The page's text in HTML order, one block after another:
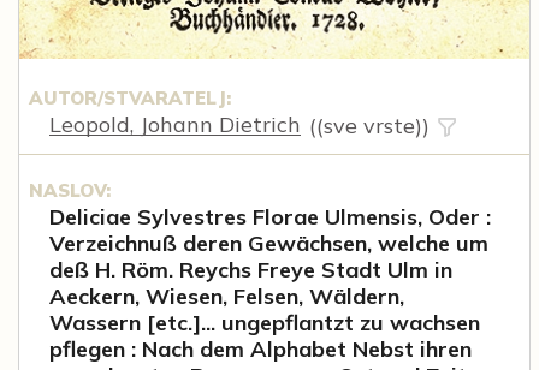
AUTOR/STVARATELJ:
Leopold, Johann Dietrich ((sve vrste))
NASLOV:
Deliciae Sylvestres Florae Ulmensis, Oder :
Verzeichnuß deren Gewächsen, welche um
deß H. Röm. Reychs Freye Stadt Ulm in
Aeckern, Wiesen, Felsen, Wäldern,
Wassern [etc.]... ungepflantzt zu wachsen
pflegen : Nach dem Alphabet Nebst ihren